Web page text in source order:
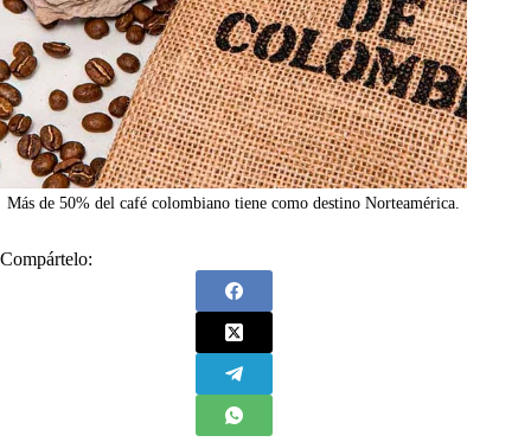
Más de 50% del café colombiano tiene como destino Norteamérica.
Compártelo: